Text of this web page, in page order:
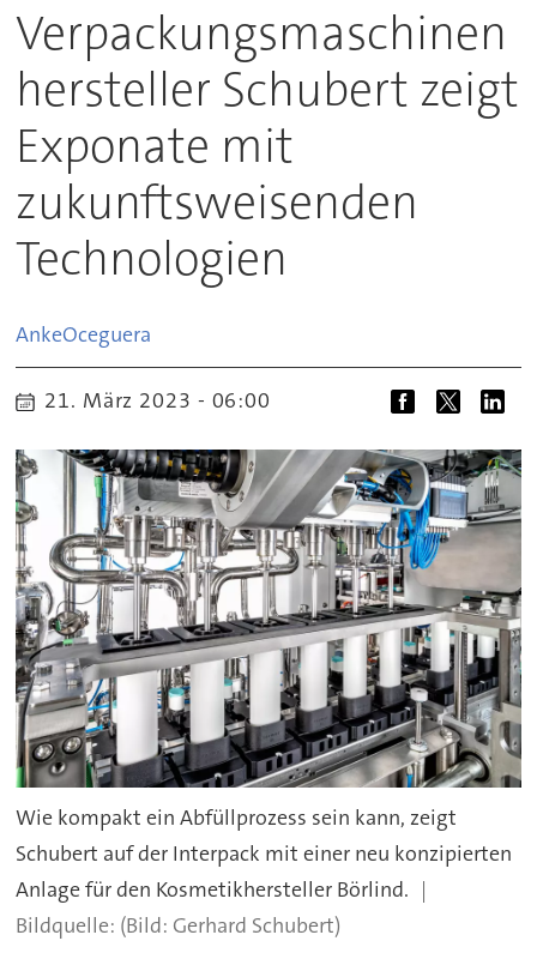
Verpackungsmaschinen
hersteller Schubert zeigt
Exponate mit
zukunftsweisenden
Technologien
AnkeOceguera
21. März 2023 - 06:00
Wie kompakt ein Abfüllprozess sein kann, zeigt
Schubert auf der Interpack mit einer neu konzipierten
Anlage für den Kosmetikhersteller Börlind.
(Bild: Gerhard Schubert)